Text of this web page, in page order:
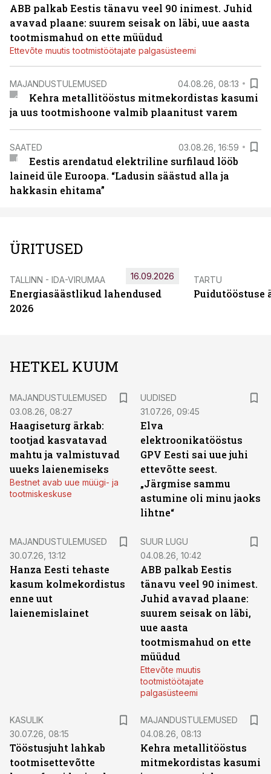
ABB palkab Eestis tänavu veel 90 inimest. Juhid
avavad plaane: suurem seisak on läbi, uue aasta
tootmismahud on ette müüdud
Ettevõte muutis tootmistöötajate palgasüsteemi
MAJANDUSTULEMUSED 04.08.26, 08:13
Kehra metallitööstus mitmekordistas kasumi
ja uus tootmishoone valmib plaanitust varem
SAATED 03.08.26, 16:59
Eestis arendatud elektriline surfilaud lööb
laineid üle Euroopa. “Ladusin säästud alla ja
hakkasin ehitama”
ÜRITUSED
TALLINN - IDA-VIRUMAA
Energiasäästlikud lahendused
2026
16.09.2026 TARTU
Puidutööstuse
HETKEL KUUM
MAJANDUSTULEMUSED
03.08.26, 08:27
Haagiseturg ärkab:
tootjad kasvatavad
mahtu ja valmistuvad
uueks laienemiseks
Bestnet avab uue müügi- ja
tootmiskeskuse
UUDISED
31.07.26, 09:45
Elva
elektroonikatööstus
GPV Eesti sai uue juhi
ettevõtte seest.
„Järgmise sammu
astumine oli minu jaoks
lihtne“
MAJANDUSTULEMUSED
30.07.26, 13:12
Hanza Eesti tehaste
kasum kolmekordistus
enne uut
laienemislainet
SUUR LUGU
04.08.26, 10:42
ABB palkab Eestis
tänavu veel 90 inimest.
Juhid avavad plaane:
suurem seisak on läbi,
uue aasta
tootmismahud on ette
müüdud
Ettevõte muutis
tootmistöötajate
palgasüsteemi
KASULIK
30.07.26, 08:15
Tööstusjuht lahkab
tootmisettevõtte
MAJANDUSTULEMUSED
04.08.26, 08:13
Kehra metallitööstus
mitmekordistas kasumi